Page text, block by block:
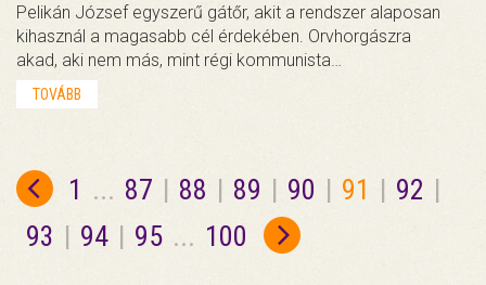
Pelikán József egyszerű gátőr, akit a rendszer alaposan
kihasznál a magasabb cél érdekében. Orvhorgászra
akad, aki nem más, mint régi kommunista…
TOVÁBB
1 ... 87 | 88 | 89 | 90 | 91 | 92 |
93 | 94 | 95 ... 100